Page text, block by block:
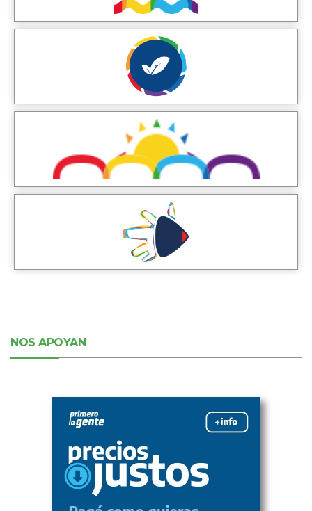
NOS APOYAN